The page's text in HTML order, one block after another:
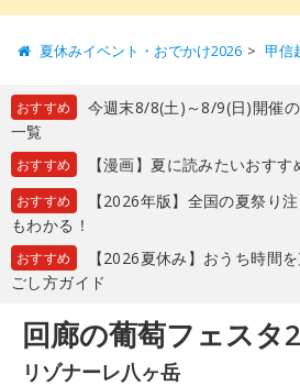
夏休みイベント・おでかけ2026 甲信
おすすめ
今週末8/8(土)～8/9(日)開催
一覧
おすすめ 【漫画】夏に読みたいおす
おすすめ
【2026年版】全国の夏祭り
もわかる！
おすすめ
【2026夏休み】おうち時間
ごし方ガイド
回廊の葡萄フェスタ
リゾナーレ八ヶ岳